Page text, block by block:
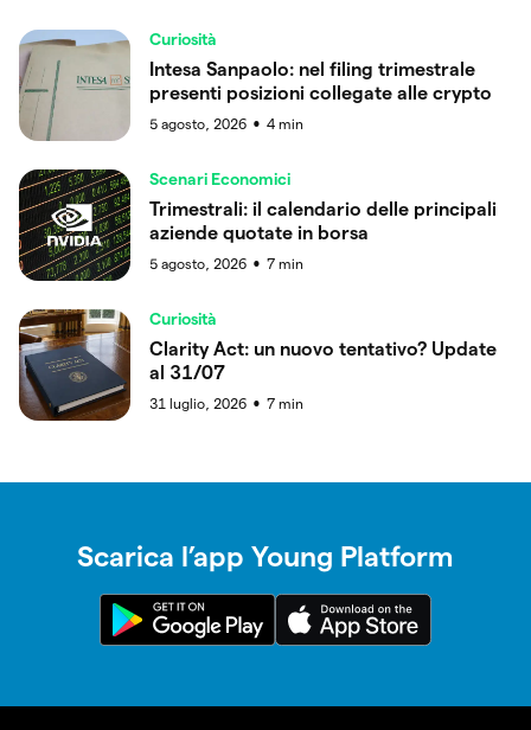
Curiosità
Intesa Sanpaolo: nel filing trimestrale
presenti posizioni collegate alle crypto
5 agosto, 2026 ● 4 min
Scenari Economici
Trimestrali: il calendario delle principali
aziende quotate in borsa
5 agosto, 2026 ● 7 min
Curiosità
Clarity Act: un nuovo tentativo? Update
al 31/07
31 luglio, 2026 ● 7 min
Scarica l’app Young Platform